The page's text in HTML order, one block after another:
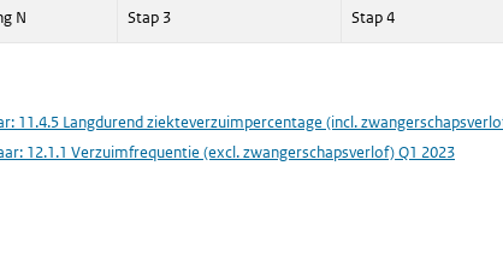
N Stap 3 Stap 4
11.4.5 Langdurend ziekteverzuimpercentage (incl.
12.1.1 Verzuimfrequentie (excl. zwangerschapsverlof) Q1 2023